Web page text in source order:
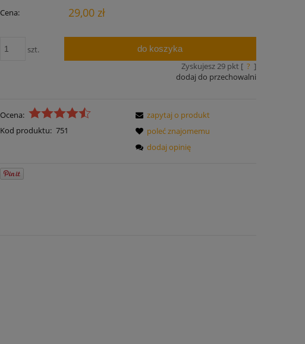
Cena: 29,00 zł
szt. do koszyka
Zyskujesz29pkt [ ? ]
dodaj do przechowalni
Ocena:
Kod produktu: 751
zapytaj o produkt
poleć znajomemu
dodaj opinię